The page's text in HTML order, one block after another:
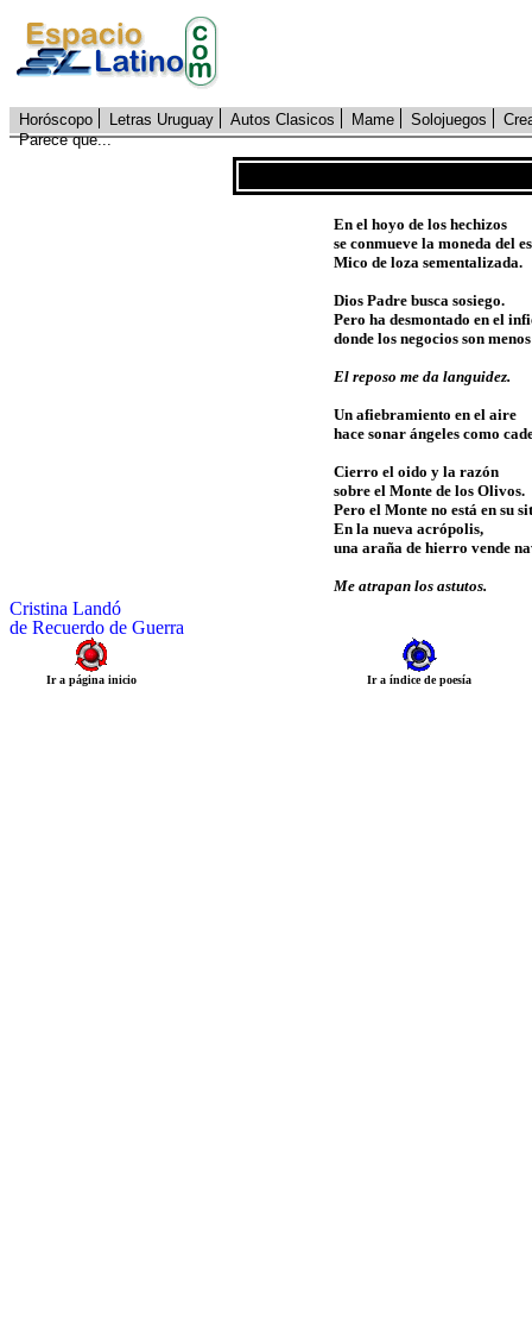
Horóscopo Letras Uruguay Autos Clasicos Mame Solojuegos
Parece que...
En el hoyo de los hechizos
se conmueve la moneda del
Mico de loza sementalizada.
Dios Padre busca sosiego.
Pero ha desmontado en el
donde los negocios son
El reposo me da languidez.
Un afiebramiento en el aire
hace sonar ángeles como
Cierro el oido y la razón
sobre el Monte de los Olivos.
Pero el Monte no está en su
En la nueva acrópolis,
una araña de hierro vende
Me atrapan los astutos.
Cristina Landó
de Recuerdo de Guerra
Ir a página inicio Ir a índice de poesía